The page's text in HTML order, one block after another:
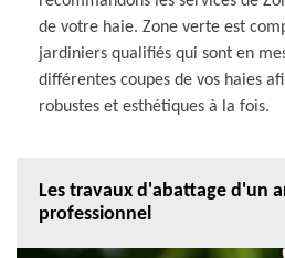
de votre haie. Zone verte est
jardiniers qualifiés qui sont en
différentes coupes de vos haies
robustes et esthétiques à la fois.
Les travaux d'abattage d'un
professionnel